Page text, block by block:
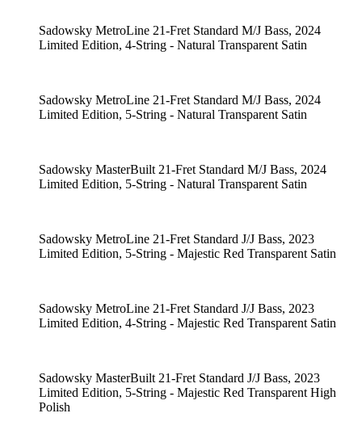
Sadowsky MetroLine 21-Fret Standard M/J Bass, 2024
Limited Edition, 4-String - Natural Transparent Satin
Sadowsky MetroLine 21-Fret Standard M/J Bass, 2024
Limited Edition, 5-String - Natural Transparent Satin
Sadowsky MasterBuilt 21-Fret Standard M/J Bass, 2024
Limited Edition, 5-String - Natural Transparent Satin
Sadowsky MetroLine 21-Fret Standard J/J Bass, 2023
Limited Edition, 5-String - Majestic Red Transparent Satin
Sadowsky MetroLine 21-Fret Standard J/J Bass, 2023
Limited Edition, 4-String - Majestic Red Transparent Satin
Sadowsky MasterBuilt 21-Fret Standard J/J Bass, 2023
Limited Edition, 5-String - Majestic Red Transparent High
Polish